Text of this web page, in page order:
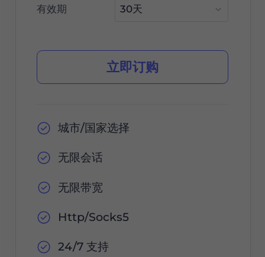
有效期
立即订购
城市/国家选择
无限会话
无限带宽
Http/Socks5
24/7 支持